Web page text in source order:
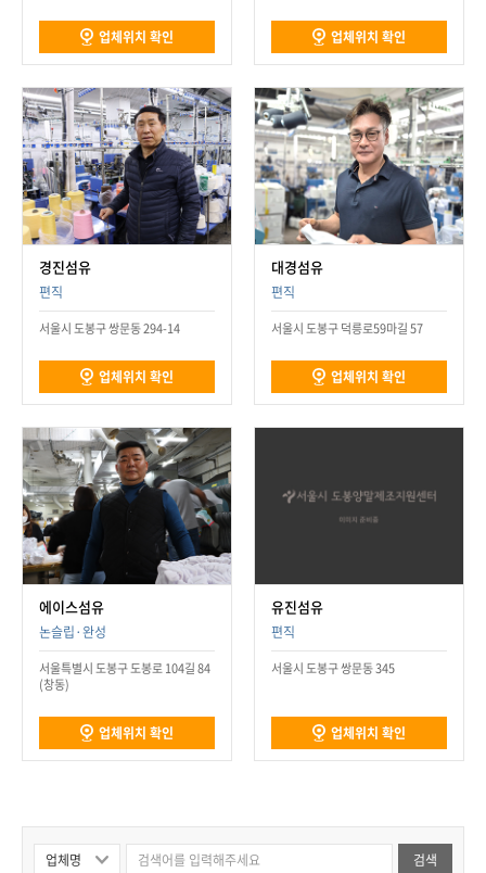
업체위치 확인 업체위치 확인
경진섬유
편직
서울시 도봉구 쌍문동 294-14
업체위치 확인
대경섬유
편직
서울시 도봉구 덕릉로59마길 57
업체위치 확인
에이스섬유
논슬립·완성
서울특별시 도봉구 도봉로 104길 84
(창동)
업체위치 확인
유진섬유
편직
서울시 도봉구 쌍문동 345
업체위치 확인
검색